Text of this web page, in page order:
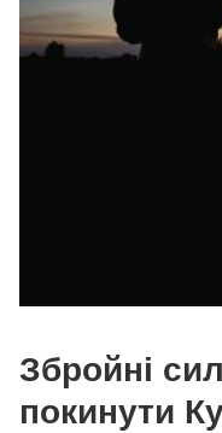
Збройні
покинути